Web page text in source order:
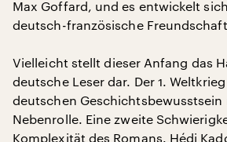
Max Goffard, und es entwickelt
deutsch-französische
Vielleicht stellt dieser Anfang das
deutsche Leser dar. Der 1.
deutschen Geschichtsbewusstsein
Nebenrolle. Eine zweite
Komplexität des Romans. Hédi